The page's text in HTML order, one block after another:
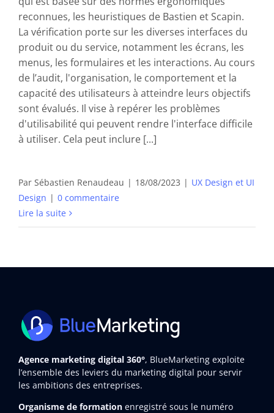
reconnues, les heuristiques de Bastien et Scapin.
La vérification porte sur les diverses interfaces du
produit ou du service, notamment les écrans, les
menus, les formulaires et les interactions. Au cours
de l’audit, l'organisation, le comportement et la
capacité des utilisateurs à atteindre leurs objectifs
sont évalués. Il vise à repérer les problèmes
d'utilisabilité qui peuvent rendre l'interface difficile
à utiliser. Cela peut inclure [...]
Par Sébastien Renaudeau | 18/08/2023 | UX Design et UI
Design | 0 commentaire
Lire la suite
Agence marketing digital 360°, BlueMarketing exploite
l’ensemble des leviers du marketing digital pour servir
les ambitions des entreprises.
Organisme de formation enregistré sous le numéro